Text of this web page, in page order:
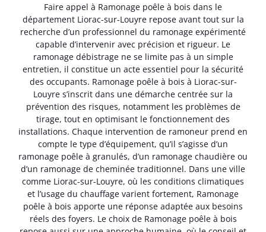
Faire appel à Ramonage poêle à bois dans le
département Liorac-sur-Louyre repose avant tout sur la
recherche d’un professionnel du ramonage expérimenté
capable d’intervenir avec précision et rigueur. Le
ramonage débistrage ne se limite pas à un simple
entretien, il constitue un acte essentiel pour la sécurité
des occupants. Ramonage poêle à bois à Liorac-sur-
Louyre s’inscrit dans une démarche centrée sur la
prévention des risques, notamment les problèmes de
tirage, tout en optimisant le fonctionnement des
installations. Chaque intervention de ramoneur prend en
compte le type d’équipement, qu’il s’agisse d’un
ramonage poêle à granulés, d’un ramonage chaudière ou
d’un ramonage de cheminée traditionnel. Dans une ville
comme Liorac-sur-Louyre, où les conditions climatiques
et l’usage du chauffage varient fortement, Ramonage
poêle à bois apporte une réponse adaptée aux besoins
réels des foyers. Le choix de Ramonage poêle à bois